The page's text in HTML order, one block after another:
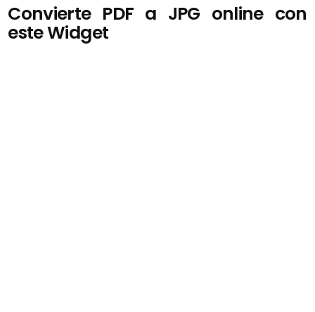
Convierte PDF a JPG online con
este Widget